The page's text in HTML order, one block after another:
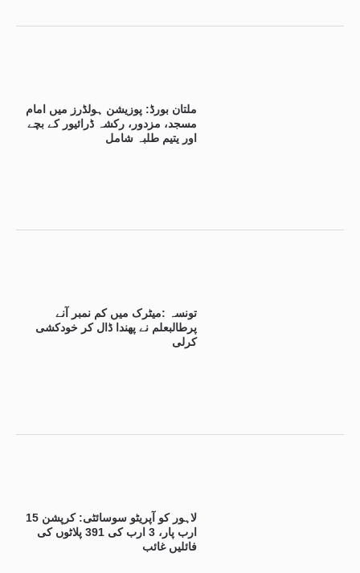
ملتان بورڈ: پوزیشن ہولڈرز میں امام
مسجد، مزدور، رکشہ ڈرائیور کے بچے
اور یتیم طلبہ شامل
تونسہ :میٹرک میں کم نمبر آنے
پرطالبعلم نے پھندا ڈال کر خودکشی
کرلی
لاہور کو آپریٹو سوسائٹی: کرپشن 15
ارب پار، 3 ارب کی 391 پلاٹوں کی
فائلیں غائب